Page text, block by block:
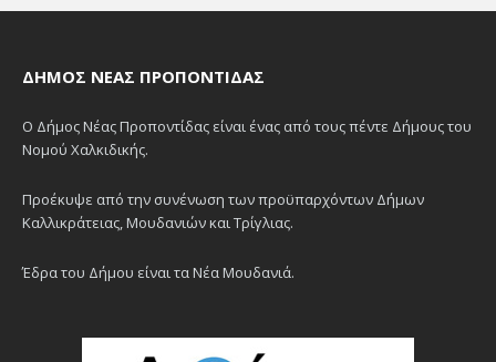
ΔΉΜΟΣ ΝΈΑΣ ΠΡΟΠΟΝΤΊΔΑΣ
Ο Δήμος Νέας Προποντίδας είναι ένας από τους πέντε Δήμους του
Νομού Χαλκιδικής.
Προέκυψε από την συνένωση των προϋπαρχόντων Δήμων
Καλλικράτειας, Μουδανιών και Τρίγλιας.
Έδρα του Δήμου είναι τα Νέα Μουδανιά.